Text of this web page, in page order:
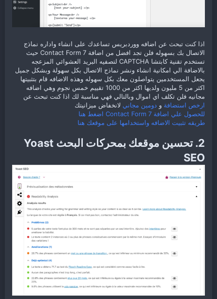
اذا كنت تبحث عن اضافه ووردبريس تساعدك على انشاء واداره نماذج
الاتصال بك بسهوله فلن تجد افضل من اضافة Contact Form 7 حيث
تستخدم تقنية كابتشا CAPTCHA لتصفيه البريد العشوائي المزعجه
بالاضافة الي امكانية انشاء ونشر نماذج الاتصال بكل سهولة وبشكل جميل
يجعل المستخدمين يتواصلون معك بكل سهوله وهذه الاضافه قام بتثبيتها
اكثر من 5 مليون ولديها اكثر من 1000 تقييم خمس نجوم وهي اضافه
مجانيه فلن تكلف اي اموال وبالتالي فهي مناسبة لك اذا كنت تبحث عن
ارخص استضافة و دومين مجاني لانخفاض ميزانيتك
للحصول علي اضافة Contact Form 7 اضغط هنا
طريقه تثبيت الاضافه واستخدامها على موقعك هنا
2. تحسين موقعك بمحركات البحث Yoast
SEO